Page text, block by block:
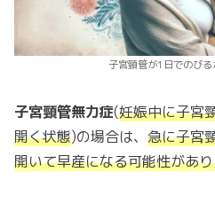
子宮頸管が1日でのび
子宮頸管無力症(妊娠中に子宮
開く状態)の場合は、 急に子宮
開いて早産になる可能性があ